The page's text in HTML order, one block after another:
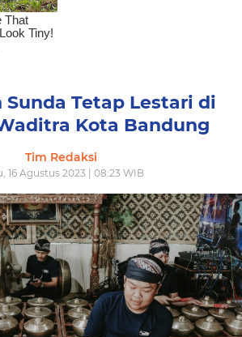
Tetap Lestari di
Kota Bandung
Tim Redaksi
16 Agustus 2023 | 08:23 WIB